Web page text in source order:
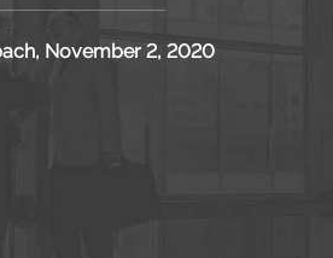
November 2, 2020